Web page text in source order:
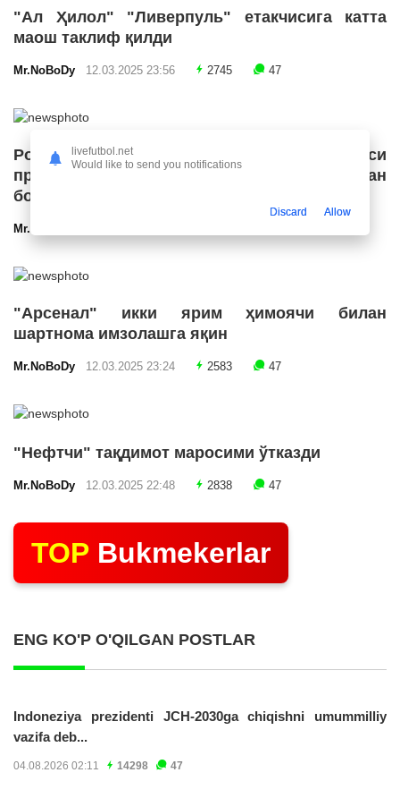
"Ал Ҳилол" "Ливерпуль" етакчисига катта
маош таклиф қилди
Mr.NoBoDy 12.03.2025 23:56 2745 47
Роналду Бразилия футбол конфедерацияси
президенти лавозимига номзодини қўйишдан
бош тортди
Mr.NoBoDy
"Арсенал" икки ярим ҳимоячи билан
шартнома имзолашга яқин
Mr.NoBoDy 12.03.2025 23:24 2583 47
"Нефтчи" тақдимот маросими ўтказди
Mr.NoBoDy 12.03.2025 22:48 2838 47
TOP Bukmekerlar
ENG KO'P O'QILGAN POSTLAR
Indoneziya prezidenti JCH-2030ga chiqishni umummilliy
vazifa deb...
04.08.2026 02:11 14298 47
livefutbol.net
Would like to send you notifications
Discard Allow